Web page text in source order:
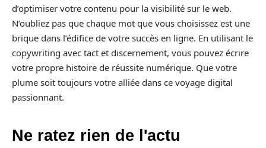
d’optimiser votre contenu pour la visibilité sur le web.
N’oubliez pas que chaque mot que vous choisissez est une
brique dans l’édifice de votre succès en ligne. En utilisant le
copywriting avec tact et discernement, vous pouvez écrire
votre propre histoire de réussite numérique. Que votre
plume soit toujours votre alliée dans ce voyage digital
passionnant.
Ne ratez rien de l'actu